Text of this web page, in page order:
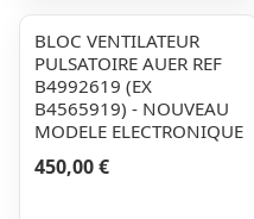
BLOC VENTILATEUR
PULSATOIRE AUER REF
B4992619 (EX
B4565919) - NOUVEAU
MODELE ELECTRONIQUE
450,00 €